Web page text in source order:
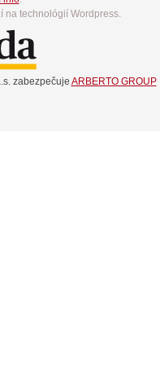
na technológií Wordpress.
zabezpečuje ARBERTO GROUP